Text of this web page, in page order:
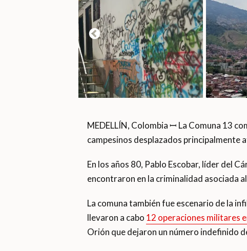
MEDELLÍN, Colombia ꟷ La Comuna 13
campesinos desplazados principalmente
En los años 80, Pablo Escobar, líder del
encontraron en la criminalidad asociada
La comuna también fue escenario de la
llevaron a cabo 12 operaciones militares
Orión que dejaron un número indefinido